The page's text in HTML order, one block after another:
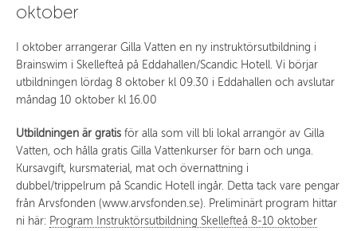
oktober
I oktober arrangerar Gilla Vatten en ny instruktörsutbildning i
Brainswim i Skellefteå på Eddahallen/Scandic Hotell. Vi börjar
utbildningen lördag 8 oktober kl 09.30 i Eddahallen och avslutar
måndag 10 oktober kl 16.00
Utbildningen är gratis för alla som vill bli lokal arrangör av Gilla
Vatten, och hålla gratis Gilla Vattenkurser för barn och unga.
Kursavgift, kursmaterial, mat och övernattning i
dubbel/trippelrum på Scandic Hotell ingår. Detta tack vare pengar
från Arvsfonden (www.arvsfonden.se). Preliminärt program hittar
ni här: Program Instruktörsutbildning Skellefteå 8-10 oktober